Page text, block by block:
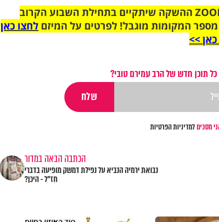
הצטרפו לקבוצת הוואטסאפ לקראת ZOOM ההשקה שיתקיים בתחילת השבוע הקרוב
המקומות מוגבל! לפרטים על המיזם לחצו כאן
>>
תוכן חדש של הרב עמירם טובי?
מסכיםלמדיניות הפרטיות
הכתבה הבאה במדור
נבואת ירמיה הנביא על נפילת דמשק מופיעה בדברי
חז"ל - היכן?